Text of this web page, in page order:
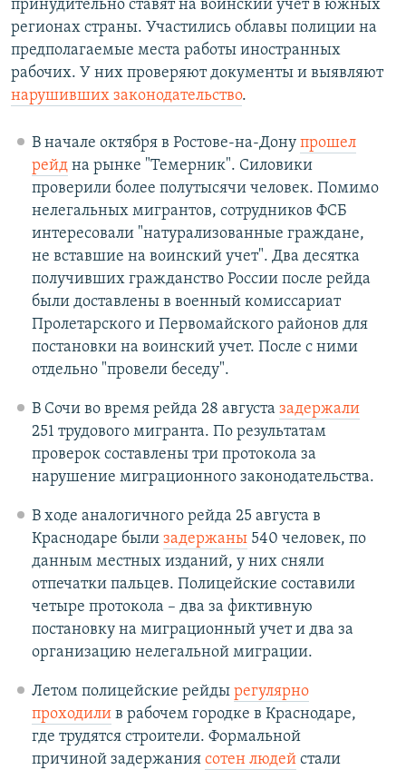
принудительно ставят на воинский учет в южных
регионах страны. Участились облавы полиции на
предполагаемые места работы иностранных
рабочих. У них проверяют документы и выявляют
нарушивших законодательство.
В начале октября в Ростове-на-Дону прошел
рейдна рынке "Темерник". Силовики
проверили более полутысячи человек. Помимо
нелегальных мигрантов, сотрудников ФСБ
интересовали "натурализованные граждане,
не вставшие на воинский учет". Два десятка
получивших гражданство России после рейда
были доставлены в военный комиссариат
Пролетарского и Первомайского районов для
постановки на воинский учет. После с ними
отдельно "провели беседу".
В Сочи во время рейда 28 августа задержали
251 трудового мигранта. По результатам
проверок составлены три протокола за
нарушение миграционного законодательства.
В ходе аналогичного рейда 25 августа в
Краснодаре были задержаны540 человек, по
данным местных изданий, у них сняли
отпечатки пальцев. Полицейские составили
четыре протокола – два за фиктивную
постановку на миграционный учет и два за
организацию нелегальной миграции.
Летом полицейские рейды регулярно
проходилив рабочем городке в Краснодаре,
где трудятся строители. Формальной
причиной задержания сотен людейстали